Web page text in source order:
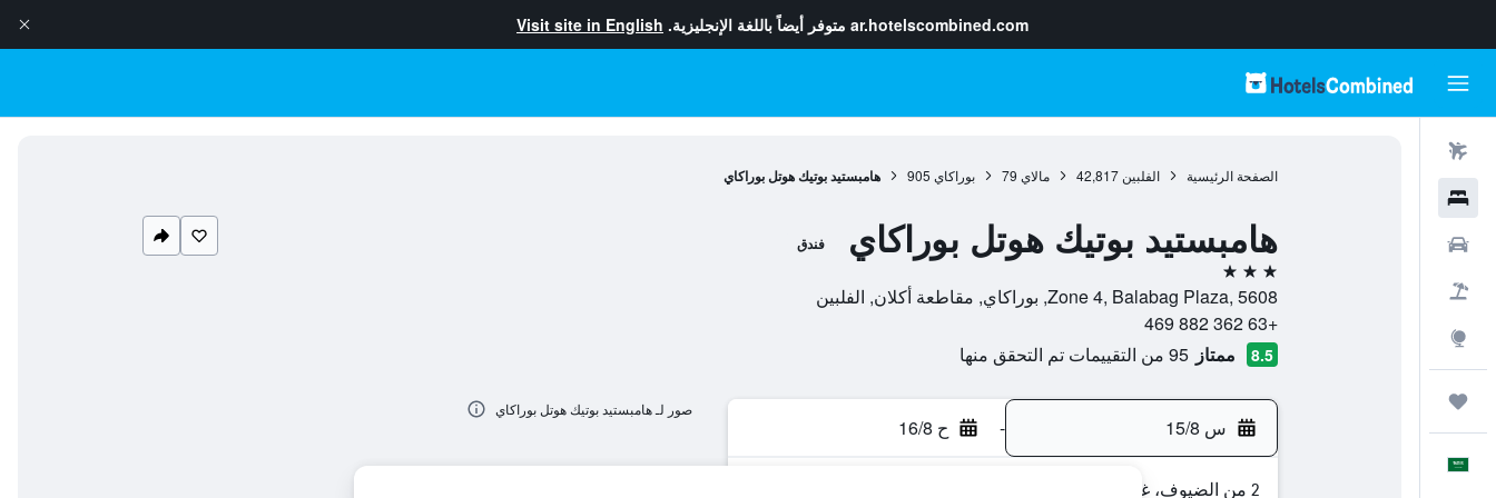
ar.hotelscombined.com متوفر أيضاً باللغة الإنجليزية. Visit site in English
الصفحة الرئيسية الفلبين 42,817 مالاي 79 بوراكاي 905 هامبستيد بوتيك هوتل بوراكاي
هامبستيد بوتيك هوتل بوراكاي فندق
3 نجوم
Zone 4, Balabag Plaza, 5608, بوراكاي, مقاطعة أكلان, الفلبين
+63 362 882 469
8.5 ممتاز 95 من التقييمات تم التحقق منها
س 15/8 - ح 16/8
2 من الضيوف، غرفة واحدة
صور لـ هامبستيد بوتيك هوتل بوراكاي